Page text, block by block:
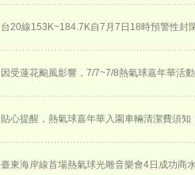
台20線153K~184.7K自7月7日18時預警性封
因受蓮花颱風影響，7/7~7/8熱氣球嘉年華活
貼心提醒，熱氣球嘉年華入園車輛清潔費須知
臺東海岸線首場熱氣球光雕音樂會4日成功商